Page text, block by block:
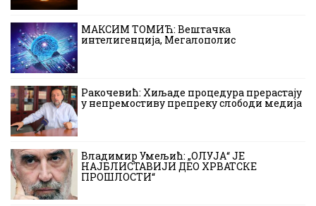
МАКСИМ ТОМИЋ: Вештачка
интелигенција, Мегалополис
Ракочевић: Хиљаде процедура прерастају
у непремостиву препреку слободи медија
Владимир Умељић: „ОЛУЈА“ ЈЕ
НАЈБЛИСТАВИЈИ ДЕО ХРВАТСКЕ
ПРОШЛОСТИ“